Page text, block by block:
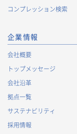
コンプレッション検索
企業情報
会社概要
トップメッセージ
会社沿革
拠点一覧
サステナビリティ
採用情報